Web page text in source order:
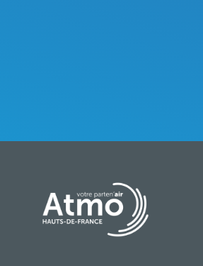
PIED DE PAGE